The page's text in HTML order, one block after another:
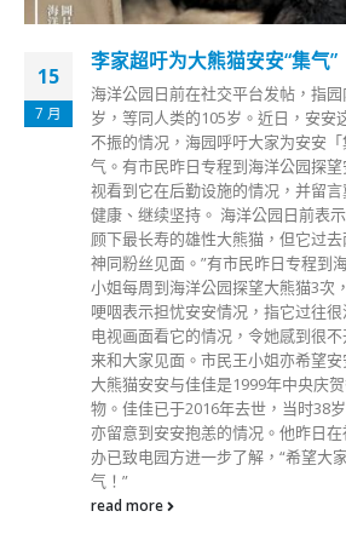
15
7 月
李家超吁为大熊猫安安“集气”
海洋公园日前在社交平台发帖，指
岁，等同人类的105岁。近日，安安
不振的情况，海园呼吁大家为安安
气。有市民昨日专程到海洋公园探
视看到它在后勤设施的情况，并留
健康、继续坚持。 海洋公园日前表
顾下最长寿的雄性大熊猫，但它过
神同粉丝见面。”有市民昨日专程到
小姐每周到海洋公园探望大熊猫3次
哽咽表示担忧安安情况，指它过往
电视画面看它的情况，令她感到很
来和大家见面。市民王小姐亦希望
大熊猫安安与佳佳是1999年中央庆
物。佳佳已于2016年去世，当时38
亦留意到安安抱恙的情况。他昨日
办已致电园方进一步了解，“希望大
气！”
read more